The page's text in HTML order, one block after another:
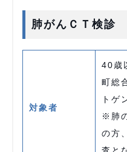
肺がんＣＴ検診
対象者
40歳
町総
トゲ
※肺
の方